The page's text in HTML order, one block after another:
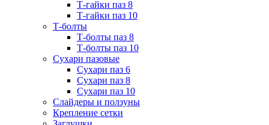
Т-гайки паз 8
Т-гайки паз 10
Т-болты
Т-болты паз 8
Т-болты паз 10
Сухари пазовые
Сухари паз 6
Сухари паз 8
Сухари паз 10
Слайдеры и ползуны
Крепление сетки